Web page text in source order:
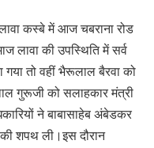
कस्बे में आज चबराना रोड
लावा की उपस्थिति में सर्व
गया तो वहीं भैरूलाल बैरवा को
गुरूजी को सलाहकार मंत्री
ने बाबासाहेब अंबेडकर
शपथ ली।इस दौरान